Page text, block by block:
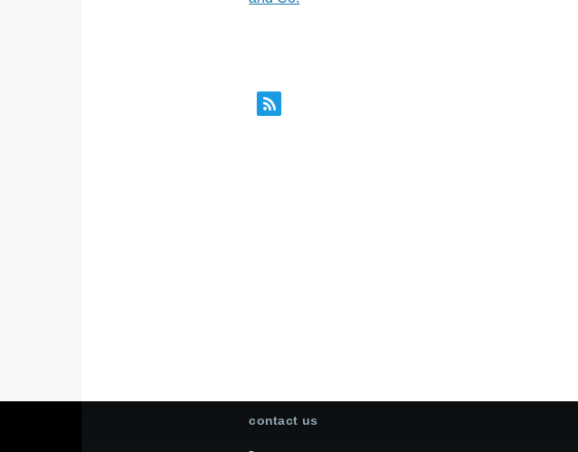
contact us